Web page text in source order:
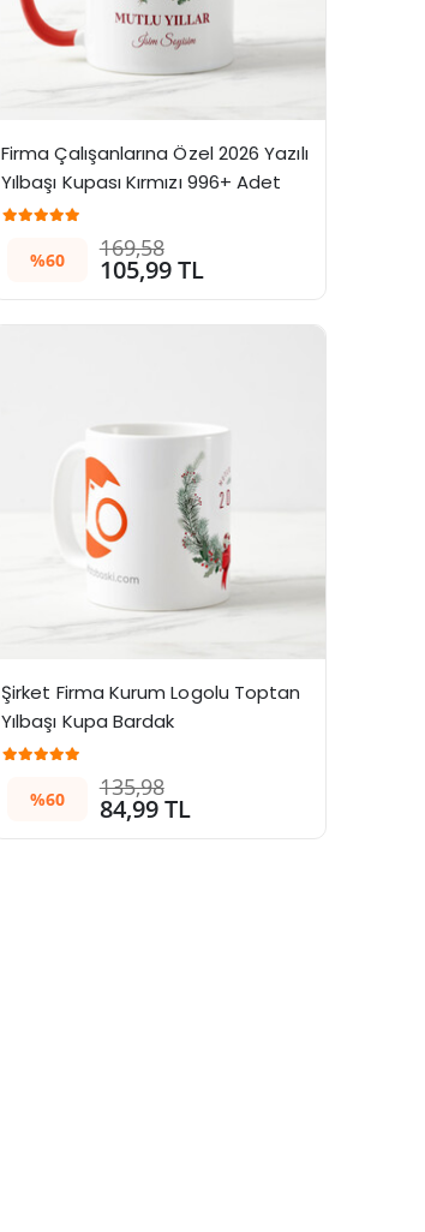
Firma Çalışanlarına Özel 2026 Yazılı
Yılbaşı Kupası Kırmızı 996+ Adet
%60 169,58
105,99 TL
Şirket Firma Kurum Logolu Toptan
Yılbaşı Kupa Bardak
%60 135,98
84,99 TL